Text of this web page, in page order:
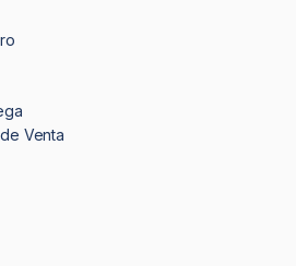
Venta